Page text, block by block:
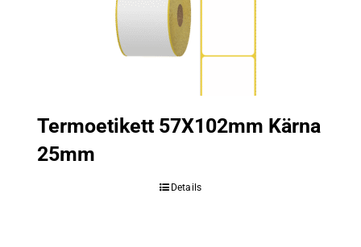
Termoetikett 57X102mm Kärna
25mm
Details